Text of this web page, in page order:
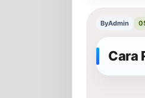
ByAdmin
Cara